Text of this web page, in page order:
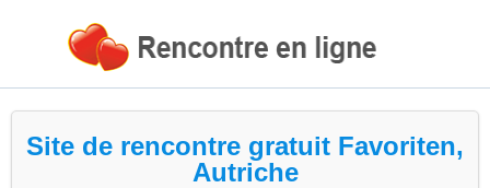
Site de rencontre gratuit Favoriten,
Autriche